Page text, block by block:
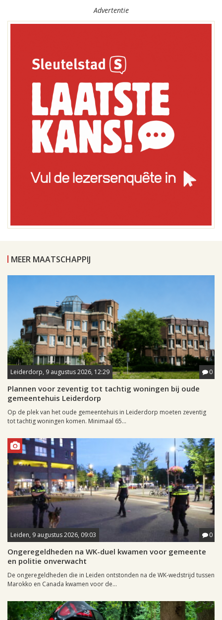
Advertentie
MEER MAATSCHAPPIJ
Leiderdorp, 9 augustus 2026, 12:29 0
Plannen voor zeventig tot tachtig woningen bij oude
gemeentehuis Leiderdorp
Op de plek van het oude gemeentehuis in Leiderdorp moeten zeventig
tot tachtig woningen komen. Minimaal 65...
Leiden, 9 augustus 2026, 09:03 0
Ongeregeldheden na WK-duel kwamen voor gemeente
en politie onverwacht
De ongeregeldheden die in Leiden ontstonden na de WK-wedstrijd tussen
Marokko en Canada kwamen voor de...